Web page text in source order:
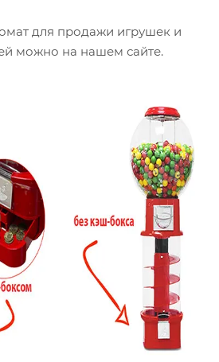
для продажи игрушек и
можно на нашем сайте.